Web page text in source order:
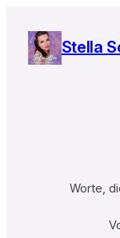
Inhalt
springen
Stella
Worte,